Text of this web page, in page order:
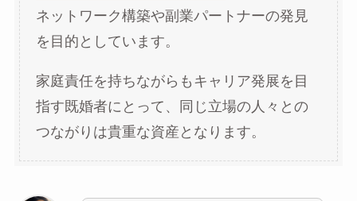
ネットワーク構築や副業パートナーの発見
を目的としています。
家庭責任を持ちながらもキャリア発展を目
指す既婚者にとって、同じ立場の人々との
つながりは貴重な資産となります。